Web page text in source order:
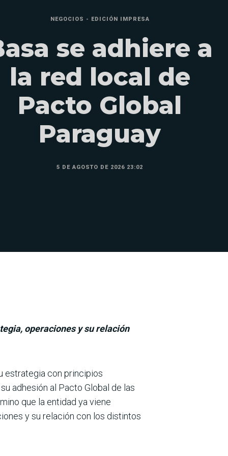
NEGOCIOS - EDICIÓN IMPRESA
se adhiere a
la red local de
Pacto Global
Paraguay
5 DE AGOSTO DE 2026 23:02
operaciones y su relación
estrategia con prin­cipios
adhesión al Pacto Global de las
que la entidad ya viene
y su relación con los distintos